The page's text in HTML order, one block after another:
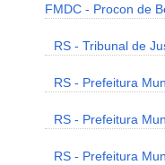
FMDC - Procon de
RS - Tribunal de
RS - Prefeitura
RS - Prefeitura
RS - Prefeitura